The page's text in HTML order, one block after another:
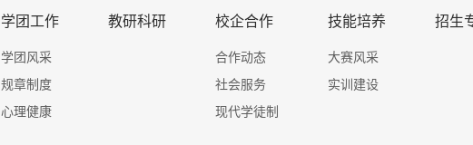
学团工作
学团风采
规章制度
心理健康
教研科研 校企合作
合作动态
社会服务
现代学徒制
技能培养
大赛风采
实训建设
招生